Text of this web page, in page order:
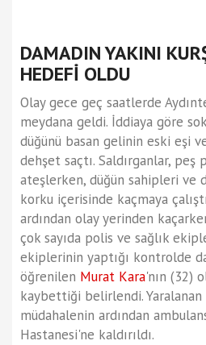
DAMADIN YAKINI
HEDEFİ OLDU
Olay gece geç saatlerde
meydana geldi. İddiaya göre
düğünü basan gelinin eski eşi
dehşet saçtı. Saldırganlar, peş
ateşlerken, düğün sahipleri ve
korku içerisinde kaçmaya
ardından olay yerinden
çok sayıda polis ve sağlık
ekiplerinin yaptığı kontrolde
öğrenilen Murat Kara'nın (32)
kaybettiği belirlendi.
müdahalenin ardından
Hastanesi'ne kaldırıldı.